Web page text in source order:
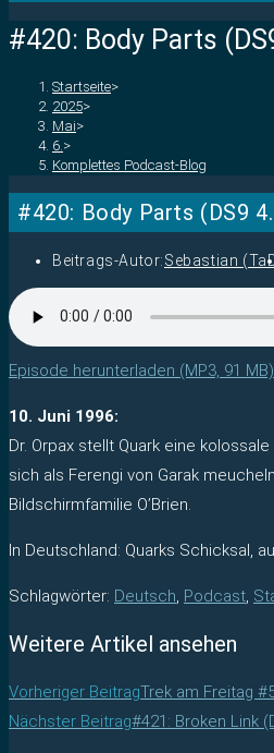
#420: Body Parts
Startseite>
2025>
Mai>
6. >
Komplettes Podcast-Blog
#420: Body Parts (DS9
Beitrags-Autor:Sebastian
Episode herunterladen (MP3, 91 MB)
10. Juni 1996:
Dr. Orpax stellt Quark eine
sich als Ferengi von Garak
Bildschirmfamilie O’Brien.
In Deutschland: Quarks Schicksal,
Schlagwörter: Deutsch, Podcast,
Weitere Artikel ansehen
Vorheriger BeitragTrek am Freitag
Nächster Beitrag#421: Broken Link